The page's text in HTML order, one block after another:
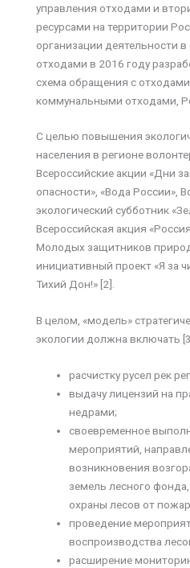
управления отходами и
ресурсами на территории
организации деятельности
отходами в 2016 году
схема обращения с
коммунальными отходами,
С целью повышения
населения в регионе
Всероссийские акции «Дни
опасности», «Вода России»,
экологический субботник
Всероссийская акция
Молодых защитников
инициативный проект «Я за
Тихий Дон!» [2].
В целом, «модель»
экологии должна включать
расчистку русел рек
выдачу лицензий на
недрами;
своевременное
мероприятий,
возникновения
земель лесного
охраны лесов от
проведение
воспроизводства
расширение